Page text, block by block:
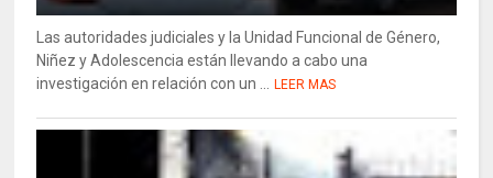
Las autoridades judiciales y la Unidad Funcional de Género,
Niñez y Adolescencia están llevando a cabo una
investigación en relación con un ...
LEER MAS